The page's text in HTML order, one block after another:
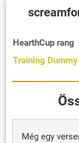
HearthCup rang
Training Dummy
Még egy